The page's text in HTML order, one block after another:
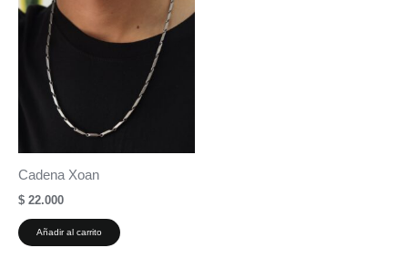
Cadena Xoan
$ 22.000
Añadir al carrito